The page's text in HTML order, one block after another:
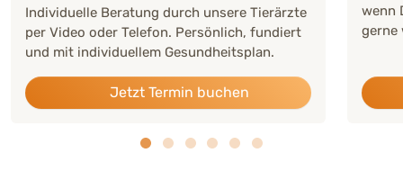
Individuelle Beratung durch unsere Tierärzte
per Video oder Telefon. Persönlich, fundiert
und mit individuellem Gesundheitsplan.
Jetzt Termin buchen
wenn
gerne